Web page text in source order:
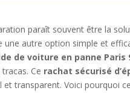
paraît souvent être la
une autre option simple et
de voiture en panne
tracas. Ce rachat sécurisé
transparent. Voici pourquoi